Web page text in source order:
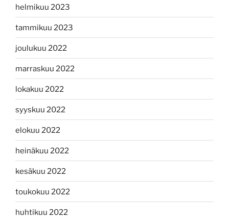
helmikuu 2023
tammikuu 2023
joulukuu 2022
marraskuu 2022
lokakuu 2022
syyskuu 2022
elokuu 2022
heinäkuu 2022
kesäkuu 2022
toukokuu 2022
huhtikuu 2022